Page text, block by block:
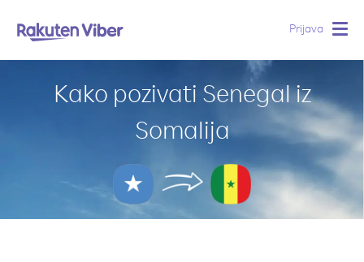
Prijava
Kako pozivati Senegal iz
Somalija